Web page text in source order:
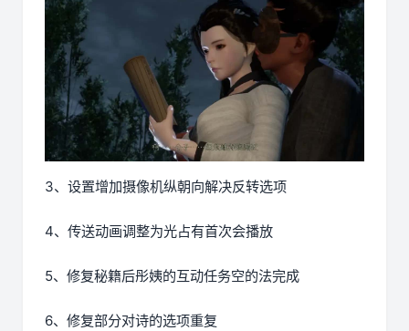
3、设置增加摄像机纵朝向解决反转选项
4、传送动画调整为光占有首次会播放
5、修复秘籍后彤姨的互动任务空的法完成
6、修复部分对诗的选项重复